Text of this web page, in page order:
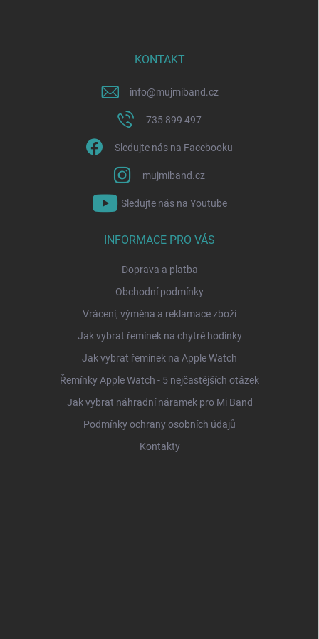
KONTAKT
info@mujmiband.cz
735 899 497
Sledujte nás na Facebooku
mujmiband.cz
Sledujte nás na Youtube
INFORMACE PRO VÁS
Doprava a platba
Obchodní podmínky
Vrácení, výměna a reklamace zboží
Jak vybrat řemínek na chytré hodinky
Jak vybrat řemínek na Apple Watch
Řemínky Apple Watch - 5 nejčastějších otázek
Jak vybrat náhradní náramek pro Mi Band
Podmínky ochrany osobních údajů
Kontakty